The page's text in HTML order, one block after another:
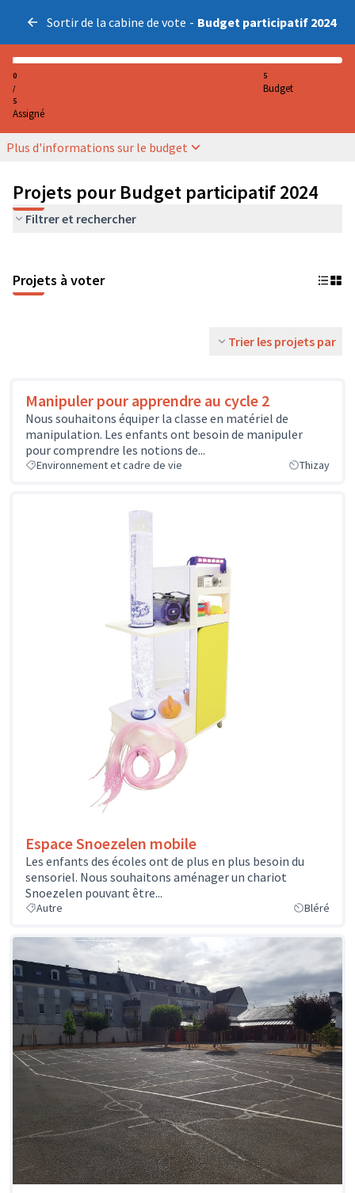
Sortir de la cabine de vote - Budget participatif 2024
0
/
5
Assigné
5
Budget
Plus d'informations sur le budget
Projets pour Budget participatif 2024
Filtrer et rechercher
Projets à voter
Trier les projets par
Manipuler pour apprendre au cycle 2
Nous souhaitons équiper la classe en matériel de
manipulation. Les enfants ont besoin de manipuler
pour comprendre les notions de...
Environnement et cadre de vie Thizay
Espace Snoezelen mobile
Les enfants des écoles ont de plus en plus besoin du
sensoriel. Nous souhaitons aménager un chariot
Snoezelen pouvant être...
Autre Bléré